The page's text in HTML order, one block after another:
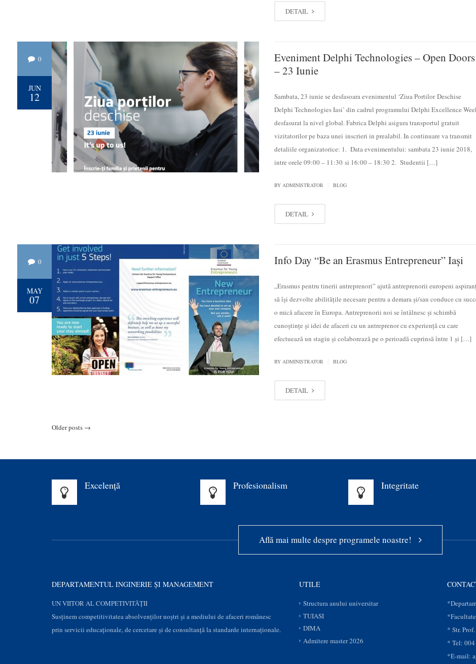
DETAIL
0
JUN
12
Eveniment Delphi Technologies – Open Doors
– 23 Iunie
Sambata, 23 iunie se desfasoara evenimentul ‘Ziua Portilor Deschise
Delphi Technologies Iasi’ din cadrul programului Delphi Excellence
desfasurat la nivel global. Fabrica Delphi asigura transportul gratuit
vizitatorilor pe baza unei inscrieri in prealabil. In continuare va transmit
detaliile organizatorice: 1. Data evenimentului: sambata 23 iunie 2018,
intre orele 09:00 – 11:30 si 16:00 – 18:30 2. Studentii […]
BY ADMINISTRATOR BLOG
DETAIL
0
MAY
07
Info Day “Be an Erasmus Entrepreneur” Iași
„Erasmus pentru tinerii antreprenori” ajută antreprenorii europeni
să îşi dezvolte abilităţile necesare pentru a demara şi/sau conduce cu
o mică afacere în Europa. Antreprenorii noi se întâlnesc şi schimbă
cunoştinţe şi idei de afaceri cu un antreprenor cu experienţă cu care
efectuează un stagiu şi colaborează pe o perioadă cuprinsă între 1 şi […]
BY ADMINISTRATOR BLOG
DETAIL
Older posts →
Excelenţă Profesionalism Integritate
Află mai multe despre programele noastre!
DEPARTAMENTUL INGINERIE ȘI MANAGEMENT
UN VIITOR AL COMPETIVITĂȚII
Susţinem competitivitatea absolvenților noștri și a mediului de afaceri românesc
prin servicii educaţionale, de cercetare şi de consultanţă la standarde internaționale.
UTILE
Structura anului universitar
TUIASI
DIMA
Admitere master 2026
* Str.
* Tel:
*E-mail: